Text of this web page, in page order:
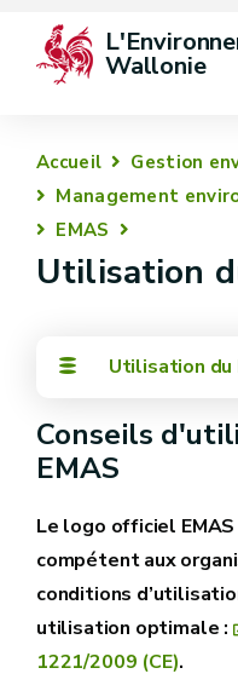
Wallonie
Accueil
Gestion
Management
EMAS
Utilisation
Utilisation du
Conseils
EMAS
Le logo officiel
compétent aux
conditions
utilisation optimale :
1221/2009 (CE).